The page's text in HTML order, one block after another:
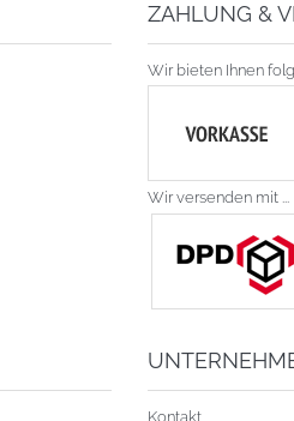
ZAHLUNG &
Wir bieten Ihnen
Wir versenden mit ...
Kontakt